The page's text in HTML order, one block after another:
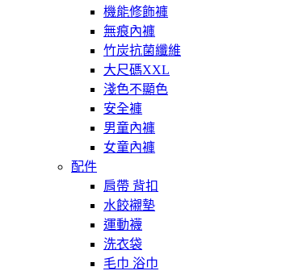
機能修飾褲
無痕內褲
竹炭抗菌纖維
大尺碼XXL
淺色不顯色
安全褲
男童內褲
女童內褲
配件
肩帶 背扣
水餃襯墊
運動襪
洗衣袋
毛巾 浴巾